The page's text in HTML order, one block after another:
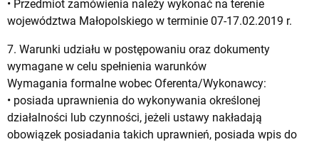
• Przedmiot zamówienia należy wykonać na terenie
województwa Małopolskiego w terminie 07-17.02.2019 r.
7. Warunki udziału w postępowaniu oraz dokumenty
wymagane w celu spełnienia warunków
Wymagania formalne wobec Oferenta/Wykonawcy:
• posiada uprawnienia do wykonywania określonej
działalności lub czynności, jeżeli ustawy nakładają
obowiązek posiadania takich uprawnień, posiada wpis do